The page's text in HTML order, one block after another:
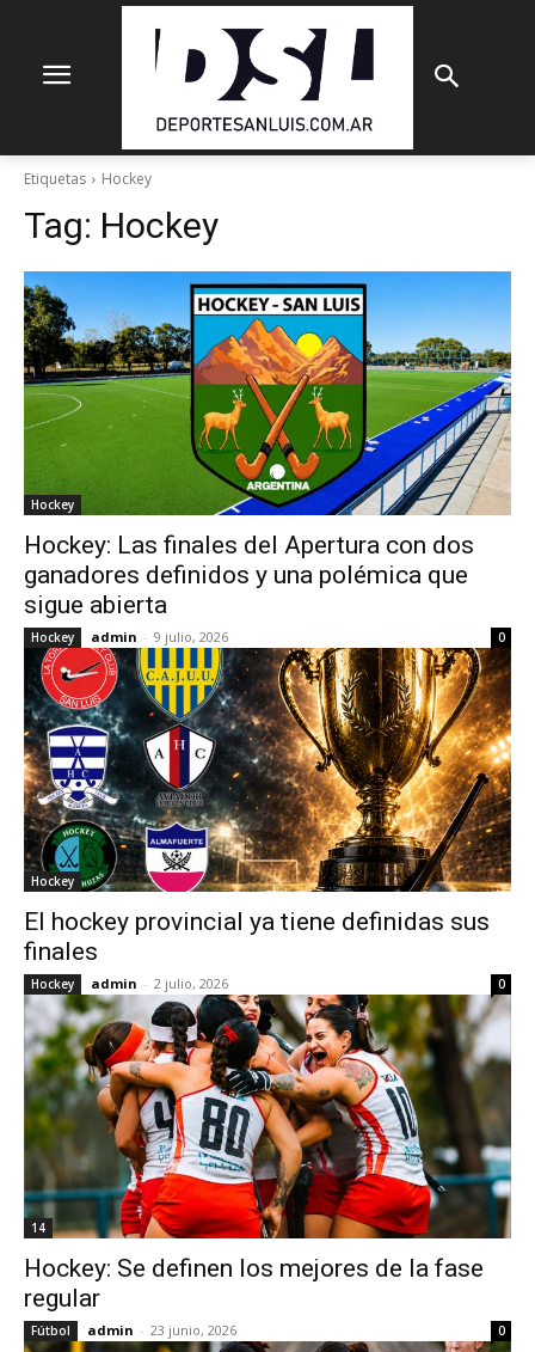
Etiquetas Hockey
Tag: Hockey
Hockey
Hockey: Las finales del Apertura con dos
ganadores definidos y una polémica que
sigue abierta
Hockey admin - 9 julio, 2026 0
Hockey
El hockey provincial ya tiene definidas sus
finales
Hockey admin - 2 julio, 2026 0
14
Hockey: Se definen los mejores de la fase
regular
Fútbol admin - 23 junio, 2026 0